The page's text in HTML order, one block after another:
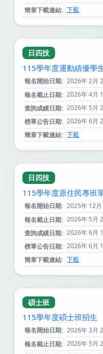
簡章下載連結: 下載
日四技
115學年度運動績優學
報名開始日期: 2026年 2月
報名截止日期: 2026年 4月
查詢成績日期: 2026年 5月
榜單公告日期: 2026年 6月
簡章下載連結: 下載
日四技
115學年度原住民專班
報名開始日期: 2025年 12
報名截止日期: 2026年 5月
查詢成績日期: 2026年 6月
榜單公告日期: 2026年 6月
簡章下載連結: 下載
碩士班
115學年度碩士班招生
報名開始日期: 2026年 3月
報名截止日期: 2026年 5月